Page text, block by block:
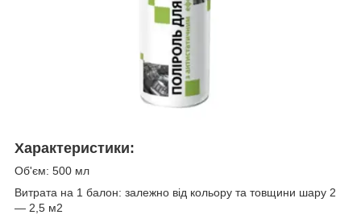
Характеристики:
Об'єм: 500 мл
Витрата на 1 балон: залежно від кольору та товщини шару 2
— 2,5 м2